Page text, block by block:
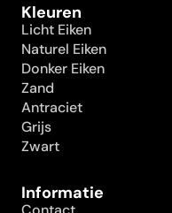
Kleuren
Licht Eiken
Naturel Eiken
Donker Eiken
Zand
Antraciet
Grijs
Zwart
Informatie